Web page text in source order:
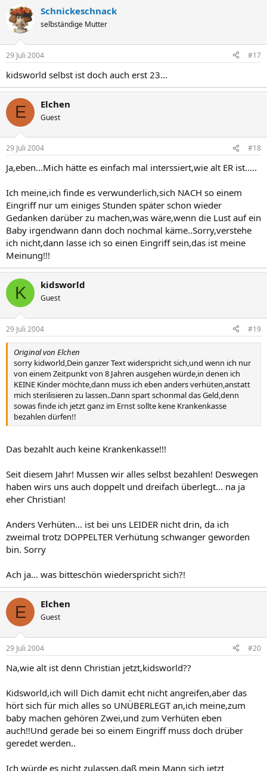
Schnickeschnack
selbständige Mutter
29 Juli 2004 #17
kidsworld selbst ist doch auch erst 23...
E Elchen
Guest
29 Juli 2004 #18
Ja,eben...Mich hätte es einfach mal interssiert,wie alt ER ist.....
Ich meine,ich finde es verwunderlich,sich NACH so einem
Eingriff nur um einiges Stunden später schon wieder
Gedanken darüber zu machen,was wäre,wenn die Lust auf ein
Baby irgendwann dann doch nochmal käme..Sorry,verstehe
ich nicht,dann lasse ich so einen Eingriff sein,das ist meine
Meinung!!!
K kidsworld
Guest
29 Juli 2004 #19
Original von Elchen
sorry kidworld,Dein ganzer Text widerspricht sich,und wenn ich nur
von einem Zeitpunkt von 8 Jahren ausgehen würde,in denen ich
KEINE Kinder möchte,dann muss ich eben anders verhüten,anstatt
mich sterilisieren zu lassen..Dann spart schonmal das Geld,denn
sowas finde ich jetzt ganz im Ernst sollte kene Krankenkasse
bezahlen dürfen!!
Das bezahlt auch keine Krankenkasse!!!
Seit diesem Jahr! Mussen wir alles selbst bezahlen! Deswegen
haben wirs uns auch doppelt und dreifach überlegt... na ja
eher Christian!
Anders Verhüten... ist bei uns LEIDER nicht drin, da ich
zweimal trotz DOPPELTER Verhütung schwanger geworden
bin. Sorry
Ach ja... was bitteschön wiederspricht sich?!
E Elchen
Guest
29 Juli 2004 #20
Na,wie alt ist denn Christian jetzt,kidsworld??
Kidsworld,ich will Dich damit echt nicht angreifen,aber das
hört sich für mich alles so UNÜBERLEGT an,ich meine,zum
baby machen gehören Zwei,und zum Verhüten eben
auch!!Und gerade bei so einem Eingriff muss doch drüber
geredet werden..
Ich würde es nicht zulassen,daß mein Mann sich jetzt